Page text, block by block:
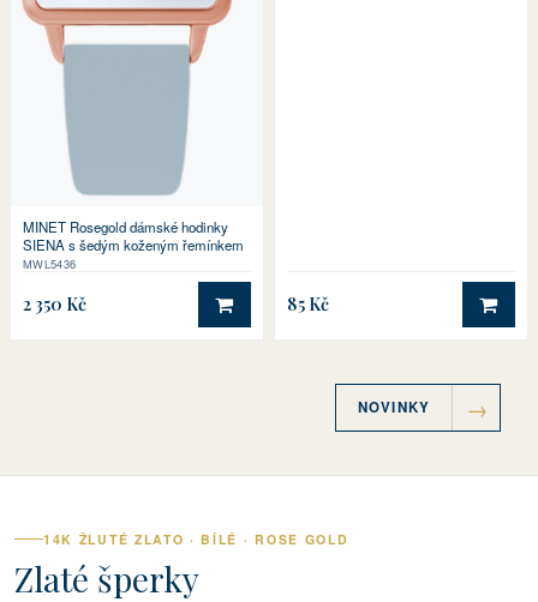
MINET Rosegold dámské hodinky
SIENA s šedým koženým řemínkem
MWL5436
2 350 Kč DO KOŠÍKU
85 Kč DO
NOVINKY
14K ŽLUTÉ ZLATO · BÍLÉ · ROSE GOLD
Zlaté šperky